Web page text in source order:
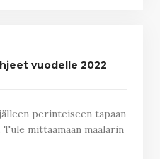
vuodelle 2022
perinteiseen tapaan
Tule mittaamaan maalarin